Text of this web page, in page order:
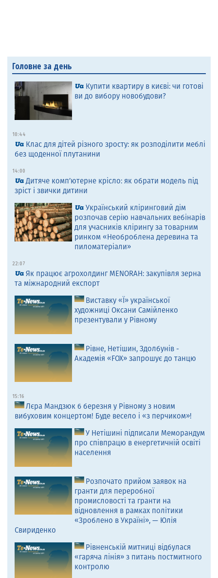
Головне за день
Купити квартиру в києві: чи готові
ви до вибору новобудови?
10:44
Клас для дітей різного зросту: як розподілити меблі
без щоденної плутанини
14:00
Дитяче комп’ютерне крісло: як обрати модель під
зріст і звички дитини
Український кліринговий дім
розпочав серію навчальних вебінарів
для учасників клірингу за товарним
ринком «Необроблена деревина та
пиломатеріали»
22:07
Як працює агрохолдинг MENORAH: закупівля зерна
та міжнародний експорт
Виставку «Ї» української
художниці Оксани Самійленко
презентували у Рівному
Рівне, Нетішин, Здолбунів -
Академія «FOX» запрошує до танцю
15:16
Лєра Мандзюк 6 березня у Рівному з новим
вибуховим концертом! Буде весело і «з перчиком»!
У Нетішині підписали Меморандум
про співпрацю в енергетичній освіті
населення
Розпочато прийом заявок на
гранти для переробної
промисловості та гранти на
відновлення в рамках політики
«Зроблено в Україні», — Юлія
Свириденко
Рівненській митниці відбулася
«гаряча лінія» з питань постмитного
контролю